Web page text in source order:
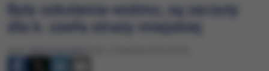
Były szkolenia-widmo, są zarzuty
dla b. szefa straży miejskiej